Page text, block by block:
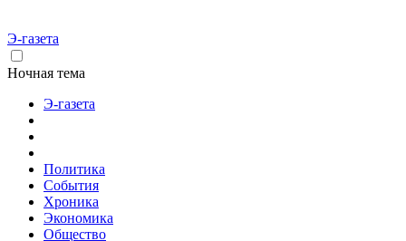
Э-газета
Ночная тема
Э-газета
Политика
События
Хроника
Экономика
Общество